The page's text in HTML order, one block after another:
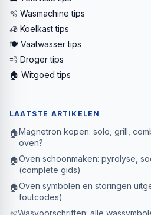
🫧 Wasmachine tips
🧊 Koelkast tips
🍽️ Vaatwasser tips
💨 Droger tips
🏠 Witgoed tips
LAATSTE ARTIKELEN
🏠Magnetron kopen: solo, grill,
oven?
🏠Oven schoonmaken: pyrolyse,
(complete gids)
🏠Oven symbolen en storingen
foutcodes)
Wasvoorschriften: alle